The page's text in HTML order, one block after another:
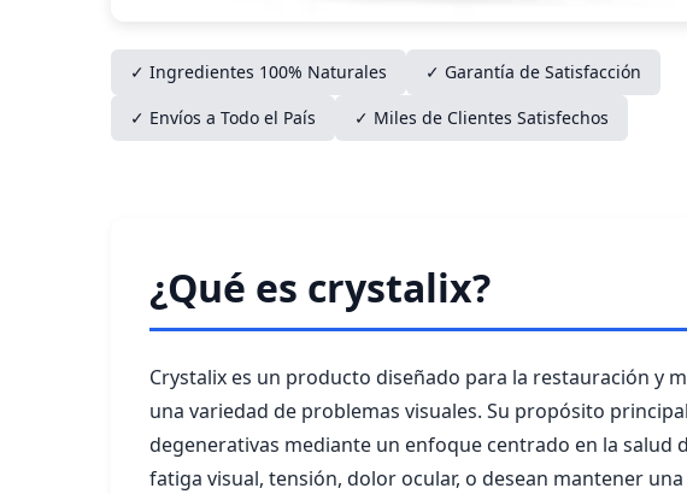
✓ Ingredientes 100% Naturales
✓ Garantía de Satisfacción
✓ Envíos a Todo el País
✓ Miles de Clientes Satisfechos
¿Qué es crystalix?
Crystalix es un producto diseñado para la restauración y
una variedad de problemas visuales. Su propósito
degenerativas mediante un enfoque centrado en la salud
fatiga visual, tensión, dolor ocular, o desean mantener